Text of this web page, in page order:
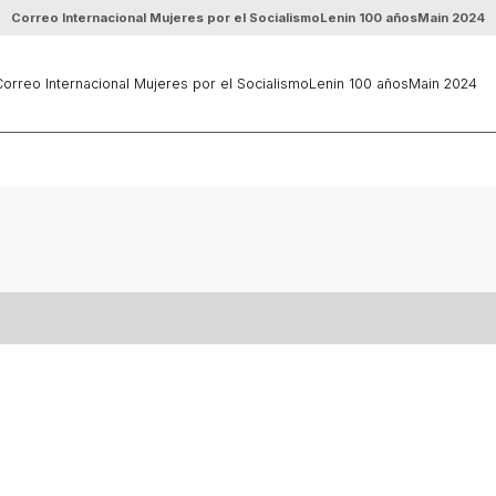
Correo Internacional Mujeres por el SocialismoLenin 100 añosMain 2024
Internacional Mujeres por el SocialismoLenin 100 añosMain 2024